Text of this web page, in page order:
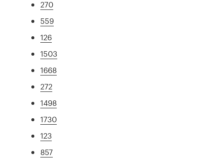
270
559
126
1503
1668
272
1498
1730
123
857